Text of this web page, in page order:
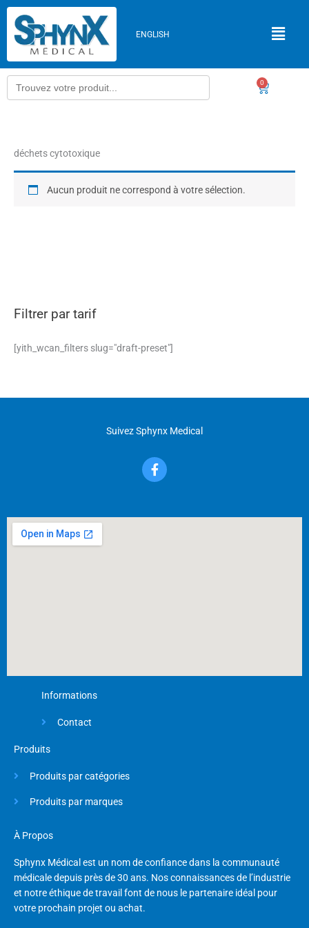
Aller
contenu
ENGLISH
Search
for:
0
Panier
Filtrer par tarif
[yith_wcan_filters slug="draft-preset"]
déchets cytotoxique
Aucun produit ne correspond à votre sélection.
Suivez Sphynx Medical
F
a
c
o
Informations
Contact
Produits
Produits par catégories
Produits par marques
À Propos
Sphynx Médical est un nom de confiance dans la communauté
médicale depuis près de 30 ans. Nos connaissances de l’industrie
et notre éthique de travail font de nous le partenaire idéal pour
votre prochain projet ou achat.